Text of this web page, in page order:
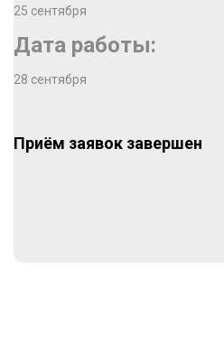
25 сентября
Дата работы:
28 сентября
Приём заявок завершен